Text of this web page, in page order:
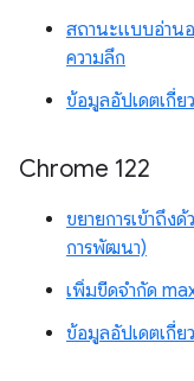
สถานะแบบอ่าน
ความลึก
ข้อมูลอัปเดตเกี่
Chrome 122
ขยายการเข้าถึง
การพัฒนา)
เพิ่มขีดจำกัด
ข้อมูลอัปเดตเกี่